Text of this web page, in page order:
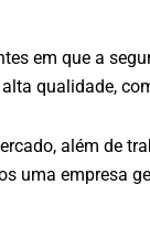
em que a
qualidade,
além de
uma empresa